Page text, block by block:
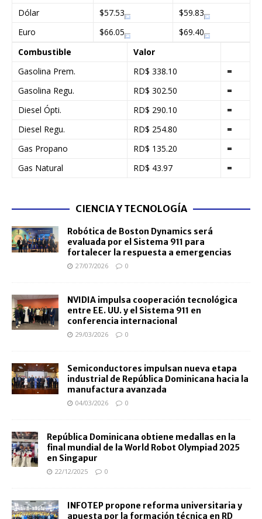
Dólar
$57.53
$59.83
Euro
$66.05
$69.40
Combustible
Valor
Gasolina Prem.
RD$ 338.10
=
Gasolina Regu.
RD$ 302.50
=
Diesel Ópti.
RD$ 290.10
=
Diesel Regu.
RD$ 254.80
=
Gas Propano
RD$ 135.20
=
Gas Natural
RD$ 43.97 =
CIENCIA Y TECNOLOGÍA
Robótica de Boston Dynamics será
evaluada por el Sistema 911 para
fortalecer la respuesta a emergencias
27/07/2026 0
NVIDIA impulsa cooperación tecnológica
entre EE. UU. y el Sistema 911 en
conferencia internacional
29/03/2026 0
Semiconductores impulsan nueva etapa
industrial de República Dominicana hacia la
manufactura avanzada
04/03/2026 0
República Dominicana obtiene medallas en la
final mundial de la World Robot Olympiad 2025
en Singapur
22/12/2025 0
INFOTEP propone reforma universitaria y
apuesta por la formación técnica en RD